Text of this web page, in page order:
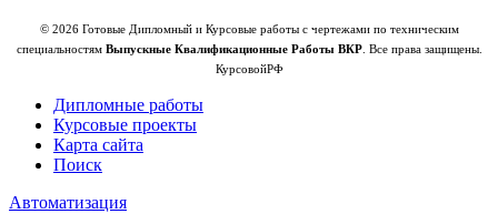
© 2026 Готовые Дипломный и Курсовые работы с чертежами по техническим
специальностям Выпускные Квалификационные Работы ВКР. Все права защищены.
КурсовойРФ
Дипломные работы
Курсовые проекты
Карта сайта
Поиск
Автоматизация